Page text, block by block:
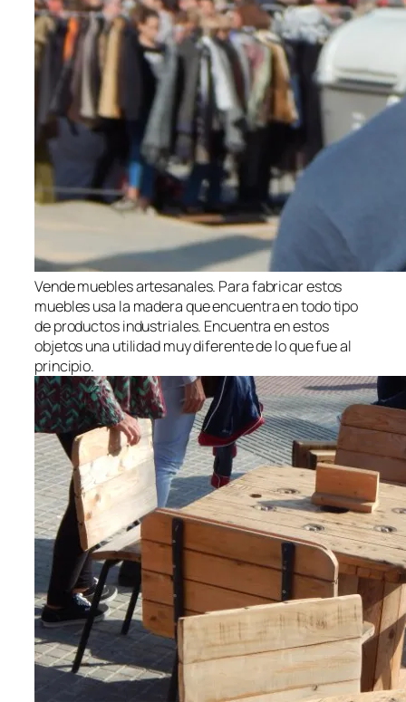
Vende muebles artesanales. Para fabricar estos
muebles usa la madera que encuentra en todo tipo
de productos industriales. Encuentra en estos
objetos una utilidad muy diferente de lo que fue al
principio.